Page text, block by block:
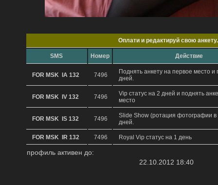
Oплати и редактируй свою анкету.
SMS Hомер Действие
FOR MSK IA 132 7496
Поднять анкету на первое место и
дней.
FOR MSK IV 132 7496
Vip статус на 2 дней и поднять
место
FOR MSK IS 132 7496
Slide Show (ротация фотографии в
дней.
FOR MSK IR 132 7496 Royal Vip статус на 1 день
профиль активен до:
22.10.2012 18:40